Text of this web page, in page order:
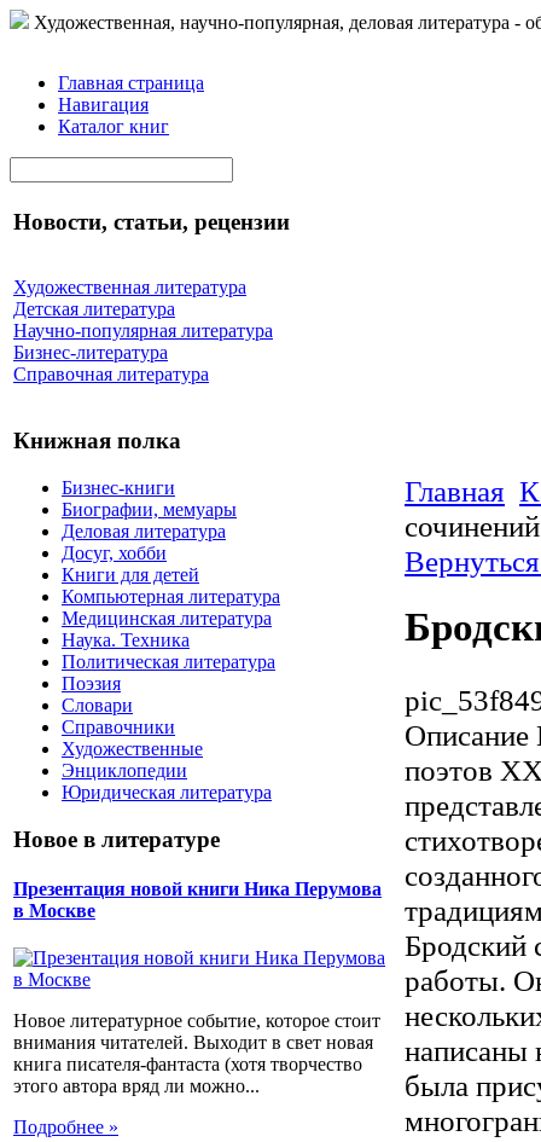
Художественная, научно-популярная, деловая литература -
Главная страница
Навигация
Каталог книг
Новости, статьи, рецензии
Художественная литература
Детская литература
Научно-популярная литература
Бизнес-литература
Справочная литература
Книжная полка
Бизнес-книги
Биографии, мемуары
Деловая литература
Досуг, хобби
Книги для детей
Компьютерная литература
Медицинская литература
Наука. Техника
Политическая литература
Поэзия
Словари
Справочники
Художественные
Энциклопедии
Юридическая литература
Новое в литературе
Презентация новой книги Ника Перумова
в Москве
Новое литературное событие, которое стоит
внимания читателей. Выходит в свет новая
книга писателя-фантаста (хотя творчество
этого автора вряд ли можно...
Подробнее »
Главная
сочинений
Описание
поэтов
Бродский
работы.
написаны
была